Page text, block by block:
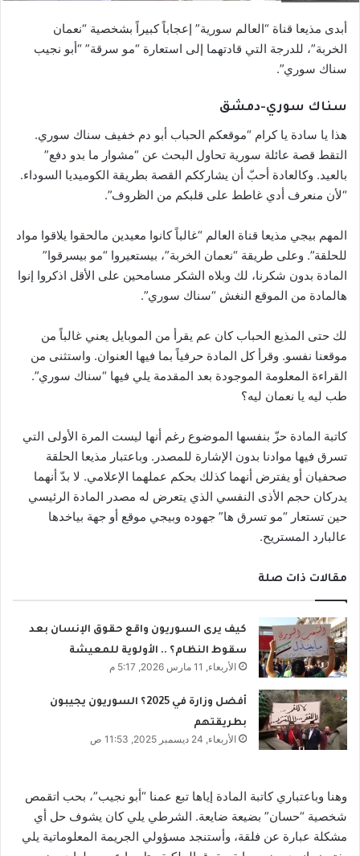
أبدى مذيعا قناة “العالم سورية” إعجاباً كبيراً بشخصية “نعمان
الخربة”، للدرجة التي قادتهما إلى استعارة “مو سرقة” “أبو نجيب
سناك سوري”.
سناك سوري-دمشق
هذا يا سادة يا كرام “موقعكم الحباب أبو دم خفيف سناك سوري.
التقط قصة عائلة سورية تحاول البحث عن “مشوار ما بدو دفع”
بالعيد. وكالعادة أحبّ أن يشارككم القصة بطريقة الكوميديا السوداء.
“لأن منعرف أدي غاطط على قلبكم من الظروف”.
المهم بيجي مذيعا قناة العالم “غالباً كانوا معيدين مالحقوا يلاقوا مواد
للحلقة”. وعلى طريقة “نعمان الخربة”، بيستعيروا “مو بيسرقوا”
المادة بدون شكرنا، لك وبلاه الشكر مسامحين على الأقل اذكروا إنوا
هالمادة من الموقع النغش “سناك سوري”.
لك حتى المذيع الحباب كان عم يقرأ من الموبايل يعني غالباً من
موقعنا نفسو. وقرأ كل المادة حرفياً بما فيها العنوان. واستثنى من
القراءة المعلومة الموجودة بعد المقدمة يلي فيها “سناك سوري”.
طب ليه يا نعمان ليه؟
كاتبة المادة حزّ بنفسها الموضوع رغم أنها ليست المرة الأولى التي
تسرق فيها موادنا بدون الإشارة للمصدر. وباعتبار مذيعا الحلقة
صحفيان أو يفترض أنهما كذلك بحكم عملهما الإعلامي. لا بدّ أنهما
يدركان حجم الأذى النفسي الذي يتعرض له مصدر المادة الرئيسي
حين تستعار “مو تسرق ها” جهوده وبيجي موقع أو جهة بياخدها
عالبارد المستريح.
مقالات ذات صلة
كيف يرى السوريون واقع حقوق الإنسان بعد
سقوط النظام؟ .. الأولوية للمعيشة
الأربعاء, 11 مارس 2026, 5:17 م
أفضل وزارة في 2025؟ السوريون يجيبون
بطريقتهم
الأربعاء, 24 ديسمبر 2025, 11:53 ص
وهنا وباعتباري كاتبة المادة إياها تبع عمنا “أبو نجيب”، بحب اتقمص
شخصية “حسان” بضيعة ضايعة. الشرطي يلي كان يشوف حل أي
مشكلة عبارة عن فلقة، وأستنجد مسؤولي الجريمة المعلوماتية يلي